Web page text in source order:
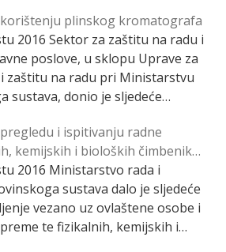
[…] plinskog kromatografa
2016 Sektor za zaštitu na radu i
poslove, u sklopu Uprave za
zaštitu na radu pri Ministarstvu
sustava, donio je sljedeće
i ispitivanju radne
kemijskih i bioloških čimbenika
2016 Ministarstvo rada i
sustava dalo je sljedeće
vezano uz ovlaštene osobe i
te fizikalnih, kemijskih i